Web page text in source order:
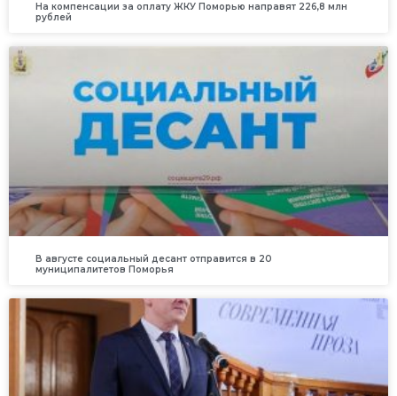
На компенсации за оплату ЖКУ Поморью направят 226,8 млн
рублей
В августе социальный десант отправится в 20
муниципалитетов Поморья